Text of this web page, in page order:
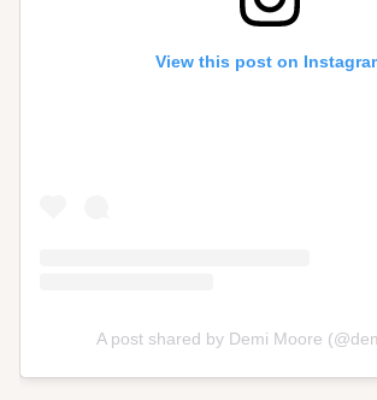
View this post on
A post shared by Demi Moore